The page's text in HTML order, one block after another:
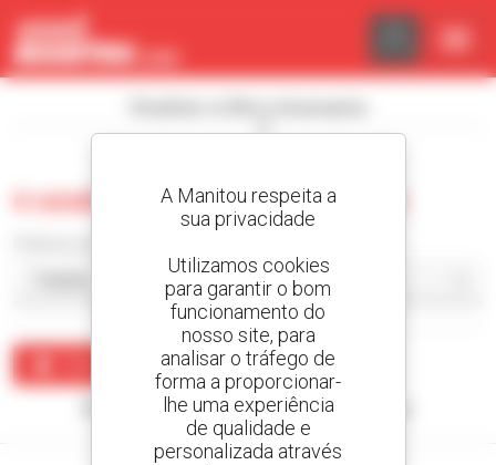
0 usado empilhador de mastro
Criar um alerta
Nenhum resultado corresponde à sua pesquisa.
Painel de Gerenciamento de Cookies
A Manitou respeita a
sua privacidade
Utilizamos cookies
para garantir o bom
funcionamento do
nosso site, para
analisar o tráfego de
forma a proporcionar-
lhe uma experiência
de qualidade e
personalizada através